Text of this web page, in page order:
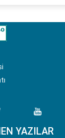
YAZILAR